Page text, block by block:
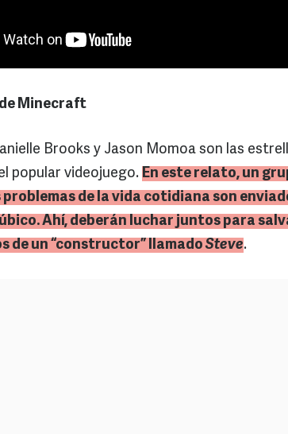
Minecraft
Brooks y Jason Momoa son las
popular videojuego. En este relato, un
de la vida cotidiana son
Ahí, deberán luchar juntos para
de un “constructor” llamadoSteve.